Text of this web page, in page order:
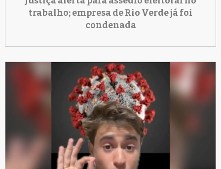
trabalho; empresa de Rio Verde já foi
condenada